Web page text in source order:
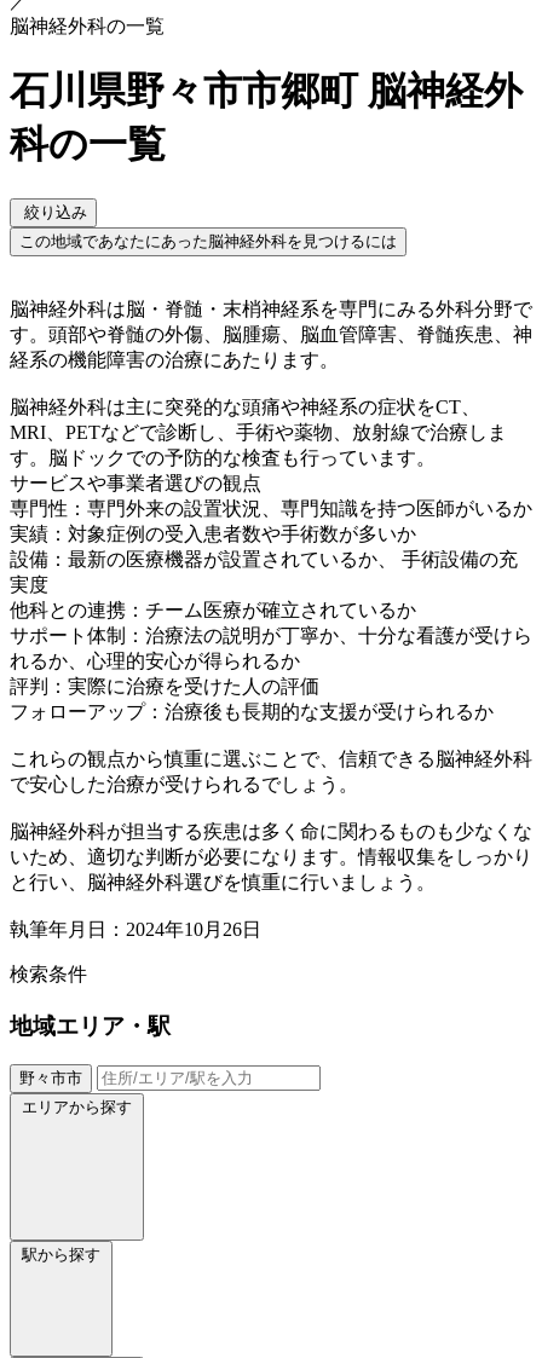
脳神経外科の一覧
石川県野々市市郷町 脳神経外
科の一覧
絞り込み
この地域であなたにあった脳神経外科を見つけるには
脳神経外科は脳・脊髄・末梢神経系を専門にみる外科分野で
す。頭部や脊髄の外傷、脳腫瘍、脳血管障害、脊髄疾患、神
経系の機能障害の治療にあたります。
脳神経外科は主に突発的な頭痛や神経系の症状をCT、
MRI、PETなどで診断し、手術や薬物、放射線で治療しま
す。脳ドックでの予防的な検査も行っています。
サービスや事業者選びの観点
専門性：専門外来の設置状況、専門知識を持つ医師がいるか
実績：対象症例の受入患者数や手術数が多いか
設備：最新の医療機器が設置されているか、 手術設備の充
実度
他科との連携：チーム医療が確立されているか
サポート体制：治療法の説明が丁寧か、十分な看護が受けら
れるか、心理的安心が得られるか
評判：実際に治療を受けた人の評価
フォローアップ：治療後も長期的な支援が受けられるか
これらの観点から慎重に選ぶことで、信頼できる脳神経外科
で安心した治療が受けられるでしょう。
脳神経外科が担当する疾患は多く命に関わるものも少なくな
いため、適切な判断が必要になります。情報収集をしっかり
と行い、脳神経外科選びを慎重に行いましょう。
執筆年月日：2024年10月26日
検索条件
地域エリア・駅
野々市市
エリアから探す
駅から探す